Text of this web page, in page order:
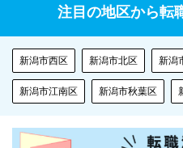
注目の地区から転
新潟市西区 新潟市北区 新潟
新潟市江南区 新潟市秋葉区